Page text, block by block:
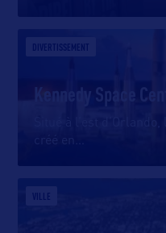
DIVERTISSEMENT
Kennedy Space
Situé à l’est
VILLE